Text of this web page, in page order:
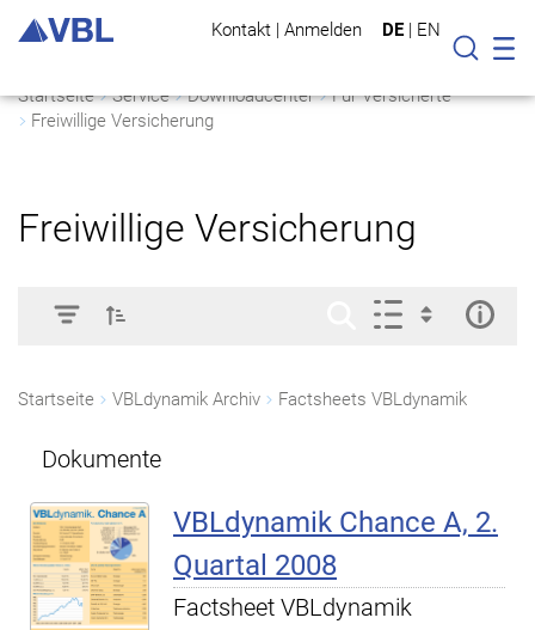
Kontakt | Anmelden DE | EN
Suche
Startseite Service Downloadcenter
Für Versicherte
Freiwillige Versicherung
Freiwillige Versicherung
Startseite VBLdynamik Archiv Factsheets VBLdynamik
Dokumente
VBLdynamik Chance A, 2.
Quartal 2008
Factsheet VBLdynamik